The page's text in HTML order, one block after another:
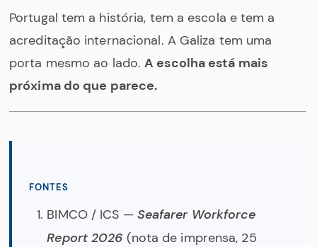
Portugal tem a história, tem a escola e tem a
acreditação internacional. A Galiza tem uma
porta mesmo ao lado.A escolha está mais
próxima do que parece.
FONTES
BIMCO / ICS — Seafarer Workforce
Report 2026 (nota de imprensa, 25